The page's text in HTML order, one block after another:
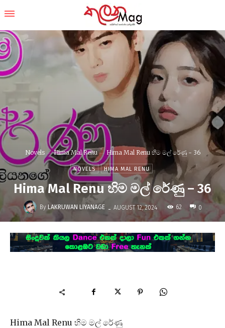
Novels Hima Mal Renu Hima Mal Renu හිම මල් රේණු - 36
NOVELS HIMA MAL RENU
Hima Mal Renu හිම මල් රේණු – 36
By LAKRUWAN LIYANAGE - AUGUST 12, 2024 62 0
Hima Mal Renu හිම මල් රේණු